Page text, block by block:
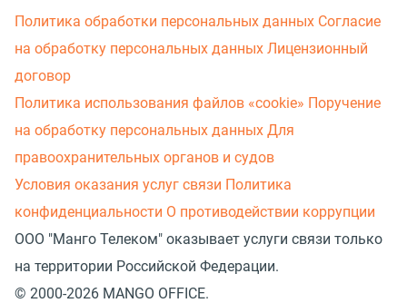
Политика обработки персональных данных Согласие
на обработку персональных данных Лицензионный
договор
Политика использования файлов «cookie» Поручение
на обработку персональных данных Для
правоохранительных органов и судов
Условия оказания услуг связи Политика
конфиденциальности О противодействии коррупции
ООО "Манго Телеком" оказывает услуги связи только
на территории Российской Федерации.
© 2000-2026 MANGO OFFICE.